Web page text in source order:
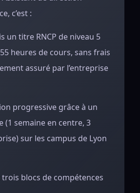
c’est :
un titre RNCP de niveau 5
heures de cours, sans frais
assuré par l’entreprise
progressive grâce à un
(1 semaine en centre, 3
sur les campus de Lyon
blocs de compétences